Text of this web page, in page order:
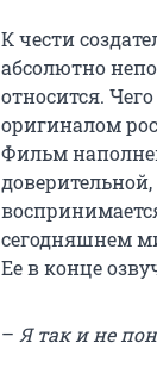
К чести
абсолютно
относится.
оригиналом
Фильм
сегодняшнем
Ее в конце
– Я так и не